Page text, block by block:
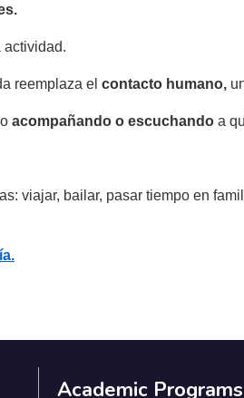
actividad.
reemplaza el contacto humano,
acompañando o escuchando a
viajar, bailar, pasar tiempo en
Academic Programs